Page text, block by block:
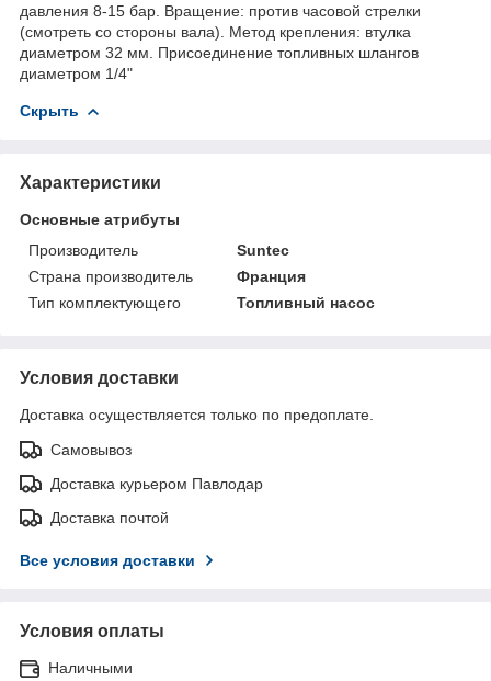
давления 8-15 бар. Вращение: против часовой стрелки
(смотреть со стороны вала). Метод крепления: втулка
диаметром 32 мм. Присоединение топливных шлангов
диаметром 1/4"
Скрыть
Характеристики
Основные атрибуты
Производитель
Suntec
Страна производитель
Франция
Тип комплектующего
Топливный насос
Условия доставки
Доставка осуществляется только по предоплате.
Самовывоз
Доставка курьером Павлодар
Доставка почтой
Все условия доставки
Условия оплаты
Наличными